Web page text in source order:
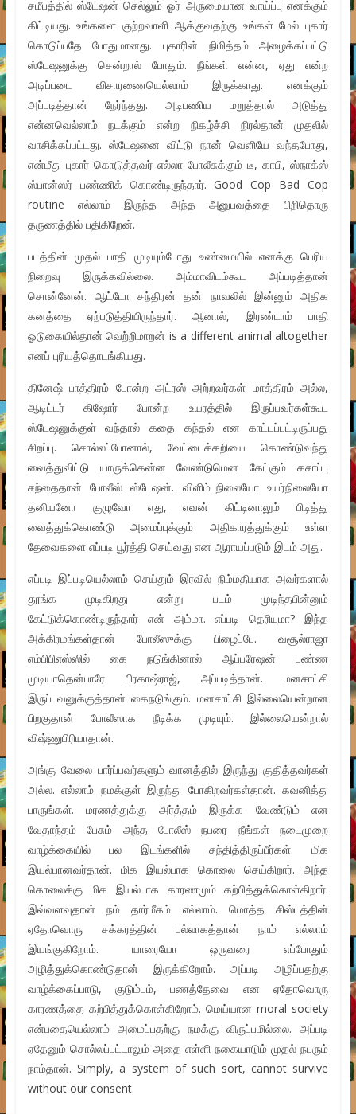
சமீபத்தில் ஸ்டேஷன் செல்லும் ஓர் அருமையான வாய்ப்பு எனக்கும்
கிட்டியது. உங்களை குற்றவாளி ஆக்குவதற்கு உங்கள் மேல் புகார்
கொடுப்பதே போதுமானது. புகாரின் நிமித்தம் அழைக்கப்பட்டு
ஸ்டேஷனுக்கு சென்றால் போதும். நீங்கள் என்ன, ஏது என்ற
அடிப்படை விசாரணையெல்லாம் இருக்காது. எனக்கும்
அப்படித்தான் நேர்ந்தது. அடிபணிய மறுத்தால் அடுத்து
என்னவெல்லாம் நடக்கும் என்ற நிகழ்ச்சி நிரல்தான் முதலில்
வாசிக்கப்பட்டது. ஸ்டேஷனை விட்டு நான் வெளியே வந்தபோது,
என்மீது புகார் கொடுத்தவர் எல்லா போலீசுக்கும் டீ, காபி, ஸ்நாக்ஸ்
ஸ்பான்ஸர் பண்ணிக் கொண்டிருந்தார். Good Cop Bad Cop
routine எல்லாம் இருந்த அந்த அனுபவத்தை பிறிதொரு
தருணத்தில் பதிகிறேன்.
படத்தின் முதல் பாதி முடியும்போது உண்மையில் எனக்கு பெரிய
நிறைவு இருக்கவில்லை. அம்மாவிடம்கூட அப்படித்தான்
சொன்னேன். ஆட்டோ சந்திரன் தன் நாவலில் இன்னும் அதிக
கனத்தை ஏற்படுத்தியிருந்தார். ஆனால், இரண்டாம் பாதி
ஓடுகையில்தான் வெற்றிமாறன் is a different animal altogether
எனப் புரியத்தொடங்கியது.
தினேஷ் பாத்திரம் போன்ற அட்ரஸ் அற்றவர்கள் மாத்திரம் அல்ல,
ஆடிட்டர் கிஷோர் போன்ற உயரத்தில் இருப்பவர்கள்கூட
ஸ்டேஷனுக்குள் வந்தால் கதை கந்தல் என காட்டப்பட்டிருப்பது
சிறப்பு. சொல்லப்போனால், வேட்டைக்கறியை கொண்டுவந்து
வைத்துவிட்டு யாருக்கென்ன வேண்டுமென கேட்கும் கசாப்பு
சந்தைதான் போலீஸ் ஸ்டேஷன். விளிம்புநிலையோ உயர்நிலையோ
தனியனோ குழுவோ எது, எவன் கிட்டினாலும் பிடித்து
வைத்துக்கொண்டு அமைப்புக்கும் அதிகாரத்துக்கும் உள்ள
தேவைகளை எப்படி பூர்த்தி செய்வது என ஆராயப்படும் இடம் அது.
எப்படி இப்படியெல்லாம் செய்தும் இரவில் நிம்மதியாக அவர்களால்
தூங்க முடிகிறது என்று படம் முடிந்தபின்னும்
கேட்டுக்கொண்டிருந்தார் என் அம்மா. எப்படி தெரியுமா? இந்த
அக்கிரமங்கள்தான் போலீஸுக்கு பிழைப்பே. வசூல்ராஜா
எம்பிபிஎஸ்ஸில் கை நடுங்கினால் ஆப்பரேஷன் பண்ண
முடியாதென்பாரே பிரகாஷ்ராஜ், அப்படித்தான். மனசாட்சி
இருப்பவனுக்குத்தான் கைநடுங்கும். மனசாட்சி இல்லையென்றான
பிறகுதான் போலீஸாக நீடிக்க முடியும். இல்லையென்றால்
விஷ்ணுபிரியாதான்.
அங்கு வேலை பார்ப்பவர்களும் வானத்தில் இருந்து குதித்தவர்கள்
அல்ல. எல்லாம் நமக்குள் இருந்து போகிறவர்கள்தான். கவனித்து
பாருங்கள். மரணத்துக்கு அர்த்தம் இருக்க வேண்டும் என
வேதாந்தம் பேசும் அந்த போலீஸ் நபரை நீங்கள் நடைமுறை
வாழ்க்கையில் பல இடங்களில் சந்தித்திருப்பீர்கள். மிக
இயல்பானவர்தான். மிக இயல்பாக கொலை செய்கிறார். அந்த
கொலைக்கு மிக இயல்பாக காரணமும் கற்பித்துக்கொள்கிறார்.
இவ்வளவுதான் நம் தார்மீகம் எல்லாம். மொத்த சிஸ்டத்தின்
ஏதோவொரு சக்கரத்தின் பல்லாகத்தான் நாம் எல்லாம்
இயங்குகிறோம். யாரையோ ஒருவரை எப்போதும்
அழித்துக்கொண்டுதான் இருக்கிறோம். அப்படி அழிப்பதற்கு
வாழ்க்கைப்பாடு, குடும்பம், பணத்தேவை என ஏதோவொரு
காரணத்தை கற்பித்துக்கொள்கிறோம். மெய்யான moral society
என்பதையெல்லாம் அமைப்பதற்கு நமக்கு விருப்பமில்லை. அப்படி
ஏதேனும் சொல்லப்பட்டாலும் அதை எள்ளி நகையாடும் முதல் நபரும்
நாம்தான். Simply, a system of such sort, cannot survive
without our consent.